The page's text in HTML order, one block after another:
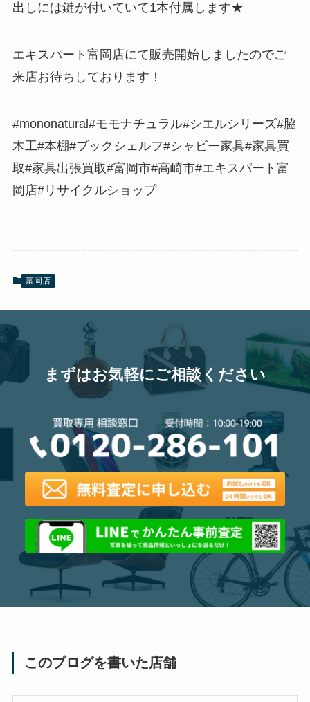
出しには鍵が付いていて1本付属します★
エキスパート富岡店にて販売開始しましたのでご
来店お待ちしております！
#mononatural#モモナチュラル#シエルシリーズ#脇
木工#本棚#ブックシェルフ#シャビー家具#家具買
取#家具出張買取#富岡市#高崎市#エキスパート富
岡店#リサイクルショップ
富岡店
まずはお気軽にご相談ください
このブログを書いた店舗